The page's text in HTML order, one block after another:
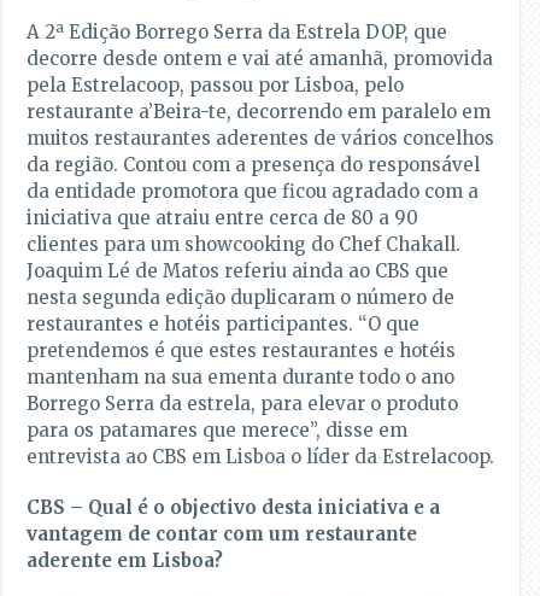
A 2ª Edição Borrego Serra da Estrela DOP, que
decorre desde ontem e vai até amanhã, promovida
pela Estrelacoop, passou por Lisboa, pelo
restaurante a’Beira-te, decorrendo em paralelo em
muitos restaurantes aderentes de vários concelhos
da região. Contou com a presença do responsável
da entidade promotora que ficou agradado com a
iniciativa que atraiu entre cerca de 80 a 90
clientes para um showcooking do Chef Chakall.
Joaquim Lé de Matos referiu ainda ao CBS que
nesta segunda edição duplicaram o número de
restaurantes e hotéis participantes. “O que
pretendemos é que estes restaurantes e hotéis
mantenham na sua ementa durante todo o ano
Borrego Serra da estrela, para elevar o produto
para os patamares que merece”, disse em
entrevista ao CBS em Lisboa o líder da Estrelacoop.
CBS – Qual é o objectivo desta iniciativa e a
vantagem de contar com um restaurante
aderente em Lisboa?